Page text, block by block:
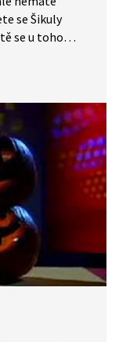
se Šikuly
se u toho